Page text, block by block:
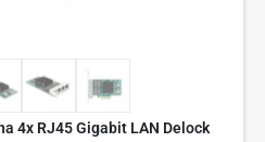
4x RJ45 Gigabit LAN Delock